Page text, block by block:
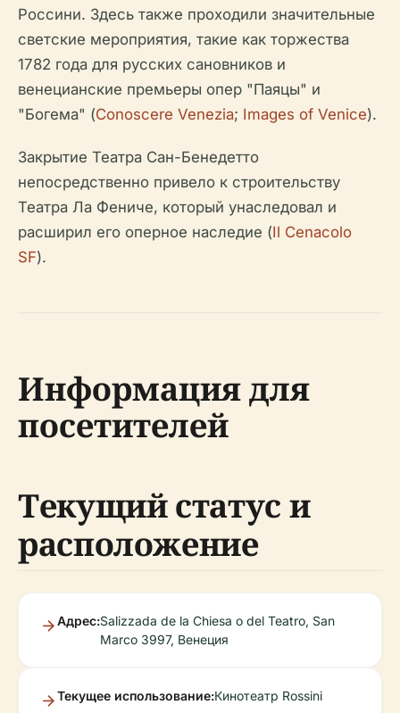
Россини. Здесь также проходили значительные
светские мероприятия, такие как торжества
1782 года для русских сановников и
венецианские премьеры опер "Паяцы" и
"Богема" (Conoscere Venezia; Images of Venice).
Закрытие Театра Сан-Бенедетто
непосредственно привело к строительству
Театра Ла Фениче, который унаследовал и
расширил его оперное наследие (Il Cenacolo
SF).
Информация для
посетителей
Текущий статус и
расположение
Адрес:Salizzada de la Chiesa o del Teatro, San
Marco 3997, Венеция
Текущее использование:Кинотеатр Rossini